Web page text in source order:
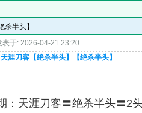
半头】
表于: 2026-04-21 23:20
涯刀客【绝杀半头】【绝杀半头】
：天涯刀客〓绝杀半头〓2